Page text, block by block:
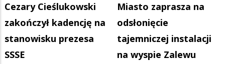
Cezary Cieślukowski
zakończył kadencję na
stanowisku prezesa
SSSE
Miasto zaprasza na
odsłonięcie
tajemniczej instalacji
na wyspie Zalewu